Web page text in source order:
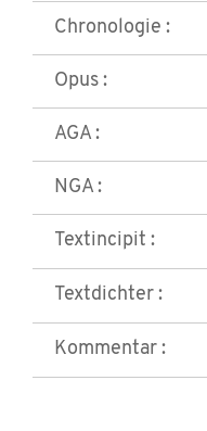
Chronologie :
Opus :
AGA :
NGA :
Textincipit :
Textdichter :
Kommentar :